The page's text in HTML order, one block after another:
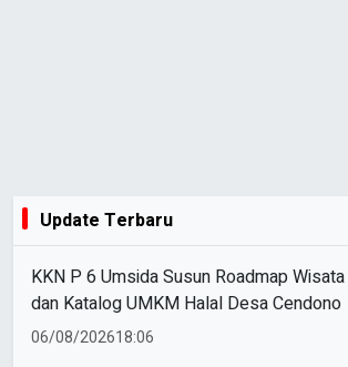
Update Terbaru
KKN P 6 Umsida Susun Roadmap Wisata
dan Katalog UMKM Halal Desa Cendono
06/08/202618:06